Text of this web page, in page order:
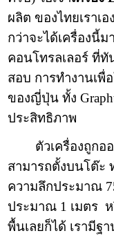
ผลิต ของไทยเราเ
กว่าจะได้เครื่องนี้
คอนโทรลเลอร์ ที่ทั
สอบ การทำงานเพื่
ของญี่ปุ่น ทั้ง
ประสิทธิภาพ
ตัวเครื่องถูก
สามารถตั้งบนโต๊ะ
ความลึกประมาณ
ประมาณ 1 เมตร
พื้นเลยก็ได้ เรามีฐ